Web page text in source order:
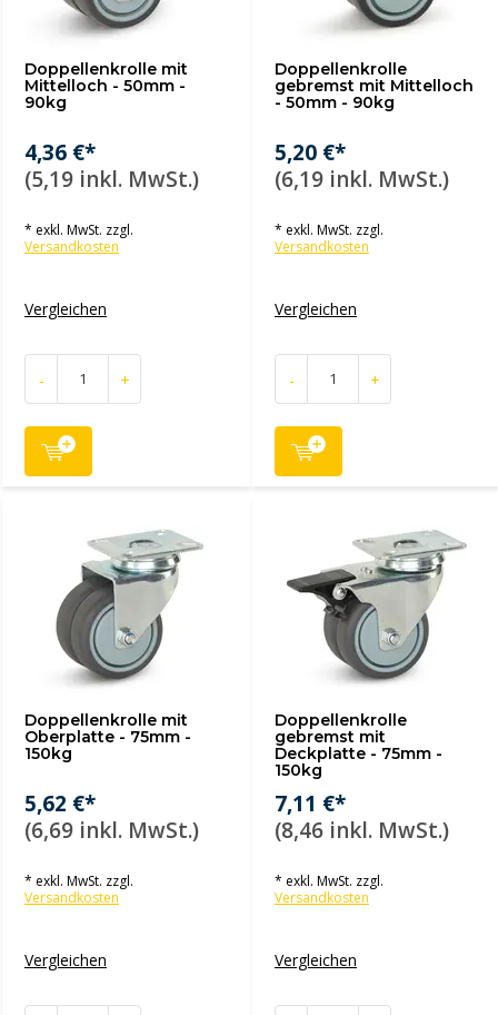
Doppellenkrolle mit
Mittelloch - 50mm -
90kg
4,36 €*
(5,19 inkl. MwSt.)
* exkl. MwSt. zzgl.
Versandkosten
Vergleichen
- +
Doppellenkrolle
gebremst mit Mittelloch
- 50mm - 90kg
5,20 €*
(6,19 inkl. MwSt.)
* exkl. MwSt. zzgl.
Versandkosten
Vergleichen
- +
Doppellenkrolle mit
Oberplatte - 75mm -
150kg
5,62 €*
(6,69 inkl. MwSt.)
* exkl. MwSt. zzgl.
Versandkosten
Vergleichen
Doppellenkrolle
gebremst mit
Deckplatte - 75mm -
150kg
7,11 €*
(8,46 inkl. MwSt.)
* exkl. MwSt. zzgl.
Versandkosten
Vergleichen